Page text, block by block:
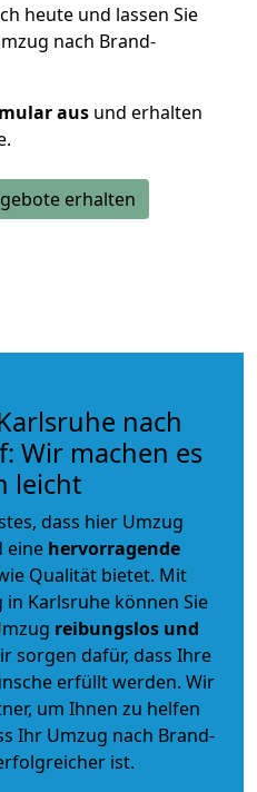
heute und lassen Sie
nach Brand-
aus und erhalten
erhalten
nach
Wir machen es
leicht
dass hier Umzug
eine hervorragende
Qualität bietet. Mit
Karlsruhe können Sie
reibungslos und
sorgen dafür, dass Ihre
erfüllt werden. Wir
um Ihnen zu helfen
Ihr Umzug nach Brand-
ist.